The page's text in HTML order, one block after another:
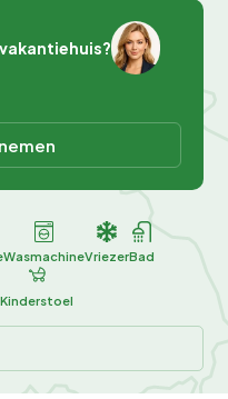
WasmachineVriezerBad
Kinderstoel